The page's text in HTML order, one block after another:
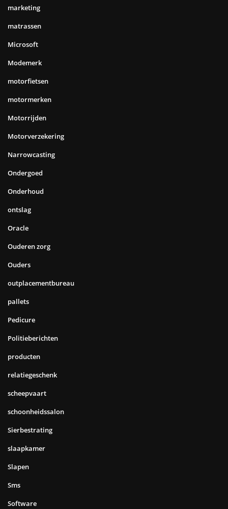
marketing
matrassen
Microsoft
Modemerk
motorfietsen
motormerken
Motorrijden
Motorverzekering
Narrowcasting
Ondergoed
Onderhoud
ontslag
Oracle
Ouderen zorg
Ouders
outplacementbureau
pallets
Pedicure
Politieberichten
producten
relatiegeschenk
scheepvaart
schoonheidssalon
Sierbestrating
slaapkamer
Slapen
Sms
Software